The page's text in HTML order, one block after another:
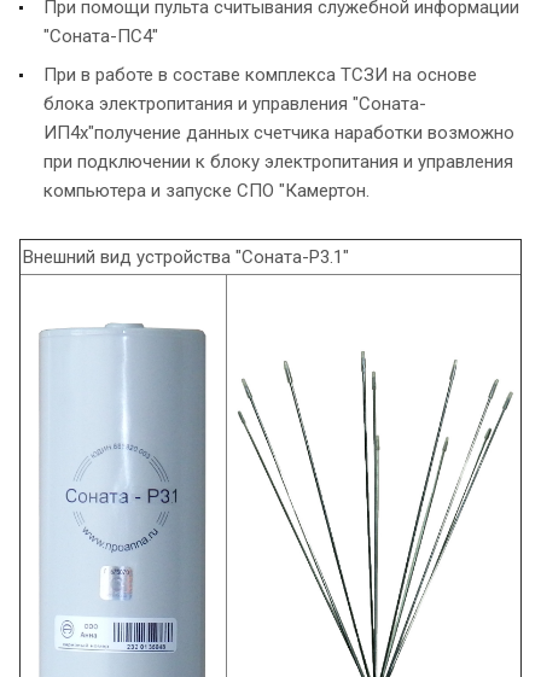
При помощи пульта считывания служебной информации
"Соната-ПС4"
При в работе в составе комплекса ТСЗИ на основе
блока электропитания и управления "Соната-
ИП4х"получение данных счетчика наработки возможно
при подключении к блоку электропитания и управления
компьютера и запуске СПО "Камертон.
Внешний вид устройства "Соната-Р3.1"